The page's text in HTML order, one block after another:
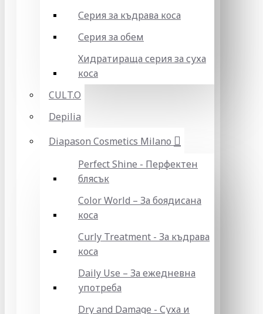
Серия за къдрава коса
Серия за обем
Хидратираща серия за суха
коса
CULT.O
Depilia
Diapason Cosmetics Milano
Perfect Shine - Перфектен
блясък
Color World – За боядисана
коса
Curly Treatment - За къдрава
коса
Daily Use – За ежедневна
употреба
Dry and Damage - Суха и